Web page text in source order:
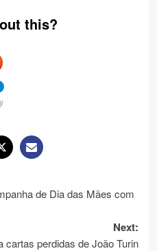
this?
de Dia das Mães com
Next:
cartas perdidas de João Turin